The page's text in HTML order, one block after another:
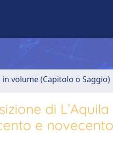
volume (Capitolo o Saggio)
di
e novecento